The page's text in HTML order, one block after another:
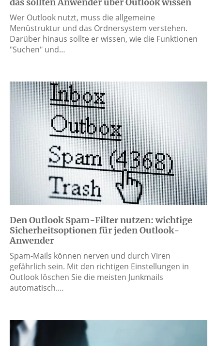
Wer Outlook nutzt, muss die allgemeine
Menüstruktur und das Ordnersystem verstehen.
Darüber hinaus sollte er wissen, wie die Funktionen
"Suchen" und…
Den Outlook Spam-Filter nutzen: wichtige
Sicherheitsoptionen für jeden Outlook-
Anwender
Spam-Mails können nerven und durch Viren
gefährlich sein. Mit den richtigen Einstellungen in
Outlook löschen Sie die meisten Junkmails
automatisch.…